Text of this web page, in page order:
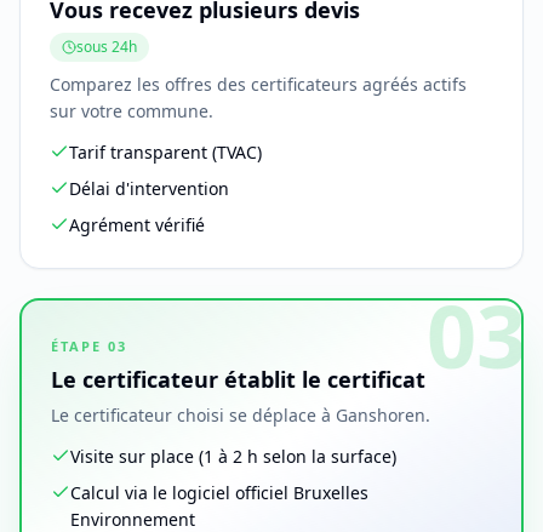
Vous recevez plusieurs devis
sous 24h
Comparez les offres des certificateurs agréés actifs
sur votre commune.
Tarif transparent (TVAC)
Délai d'intervention
Agrément vérifié
03
ÉTAPE 03
Le certificateur établit le certificat
Le certificateur choisi se déplace à Ganshoren.
Visite sur place (1 à 2 h selon la surface)
Calcul via le logiciel officiel Bruxelles
Environnement